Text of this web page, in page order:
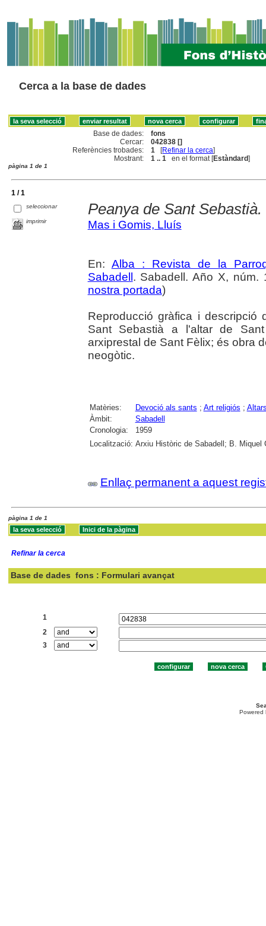
Cerca a la base de dades
Base de dades:
fons
Cercar:
042838 []
Referències trobades:
1 [Refinar la cerca]
Mostrant:
1 .. 1 en el format [Estàndard]
pàgina 1 de 1
1 / 1
seleccionar
imprimir
Peanya de Sant
Mas i Gomis, Lluís
En: Alba : Revista de la
Sabadell . Sabadell. Año X, núm.
nostra portada)
Reproducció gràfica i
Sant Sebastià a l'altar de
arxiprestal de Sant Fèlix; és obra
neogòtic.
Matèries: Devoció als sants ; Art religiós ;
Àmbit:
Sabadell
Cronologia:
1959
Localització: Arxiu Històric de Sabadell; B. Miquel
Enllaç permanent a aquest
pàgina 1 de 1
Refinar la cerca
Base de dades fons : Formulari avançat
1
2
3